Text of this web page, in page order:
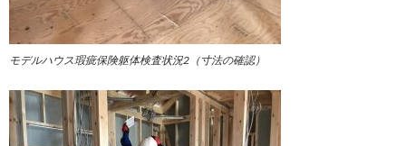
モデルハウス瑕疵保険躯体検査状況2（寸法の確認）